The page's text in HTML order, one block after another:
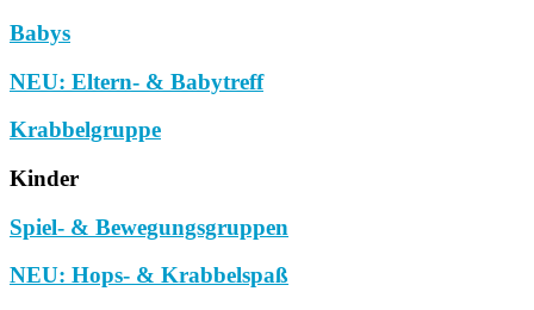
Babys
NEU: Eltern- & Babytreff
Krabbelgruppe
Kinder
Spiel- & Bewegungsgruppen
NEU: Hops- & Krabbelspaß